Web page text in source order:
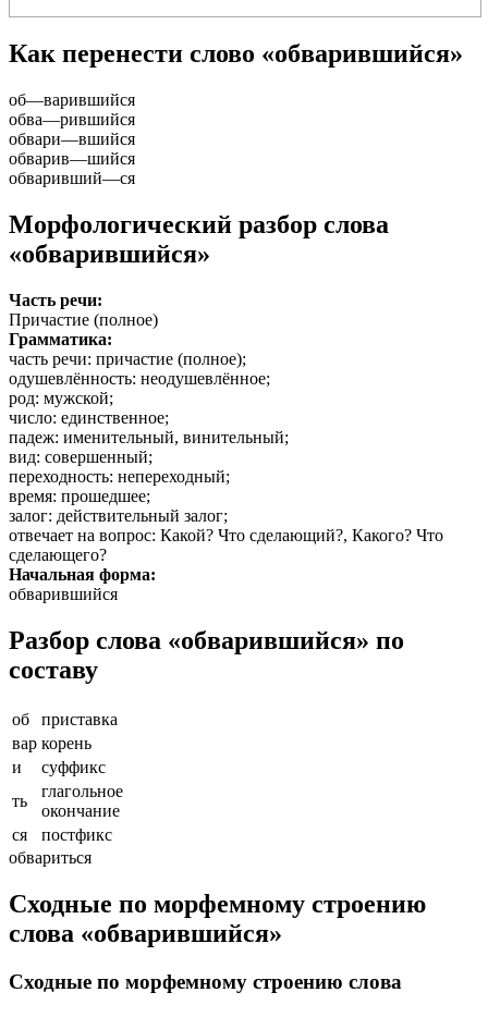
Как перенести слово «обварившийся»
об—варившийся
обва—рившийся
обвари—вшийся
обварив—шийся
обваривший—ся
Морфологический разбор слова
«обварившийся»
Часть речи:
Причастие (полное)
Грамматика:
часть речи: причастие (полное);
одушевлённость: неодушевлённое;
род: мужской;
число: единственное;
падеж: именительный, винительный;
вид: совершенный;
переходность: непереходный;
время: прошедшее;
залог: действительный залог;
отвечает на вопрос: Какой? Что сделающий?, Какого? Что
сделающего?
Начальная форма:
обварившийся
Разбор слова «обварившийся» по
составу
об
приставка
вар корень
и
суффикс
ть
глагольное
окончание
ся
постфикс
обвариться
Сходные по морфемному строению
слова «обварившийся»
Сходные по морфемному строению слова